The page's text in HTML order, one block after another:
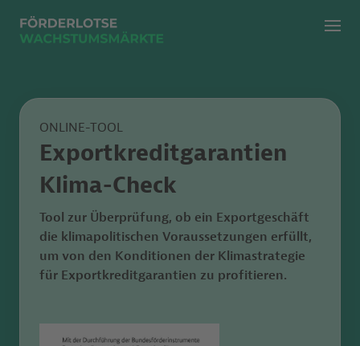
Menü
ONLINE-TOOL
Exportkreditgarantien
Klima-Check
Tool zur Überprüfung, ob ein Exportgeschäft
die klimapolitischen Voraussetzungen erfüllt,
um von den Konditionen der Klimastrategie
für Exportkreditgarantien zu profitieren.